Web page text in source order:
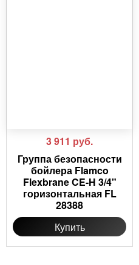
3 911 руб.
Группа безопасности
бойлера Flamco
Flexbrane CE-H 3/4"
горизонтальная FL
28388
Купить